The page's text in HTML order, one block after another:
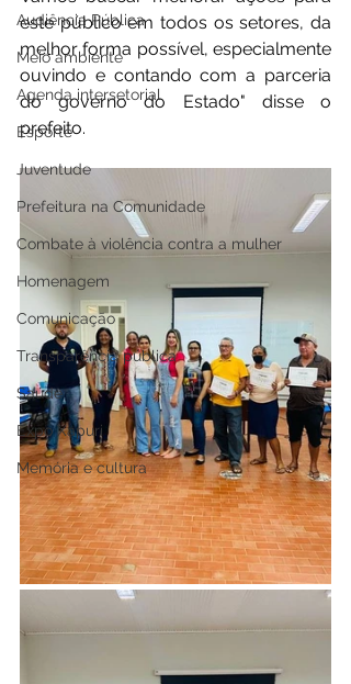
Audiência Pública
Meio ambiente
Agenda intersetorial
Esporte
Juventude
Prefeitura na Comunidade
Combate à violência contra a mulher
Homenagem
Comunicação
Transparência pública
Saúde
Expo Xapuri
Memória e cultura
este público em todos os setores, da
melhor forma possível, especialmente
ouvindo e contando com a parceria
do governo do Estado" disse o
prefeito.